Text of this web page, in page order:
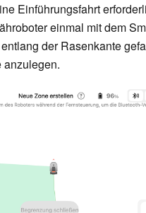
Einführungsfahrt
einmal mit dem
der Rasenkante
anzulegen.